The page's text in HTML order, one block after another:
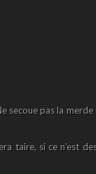
secoue pas la merde
taire, si ce n’est